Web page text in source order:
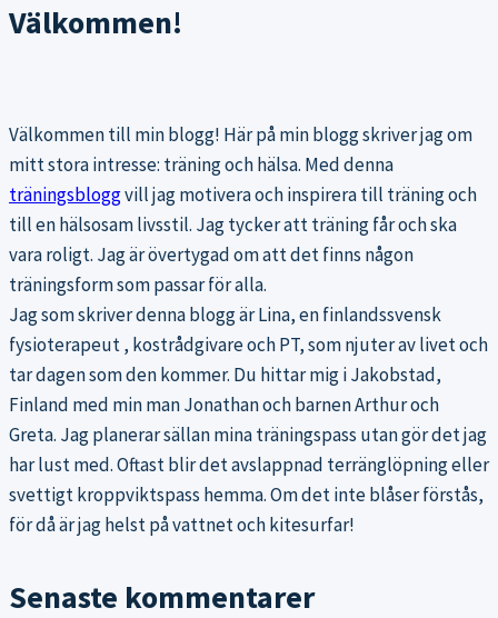
Välkommen!
Välkommen till min blogg! Här på min blogg skriver jag om
mitt stora intresse: träning och hälsa. Med denna
träningsbloggvill jag motivera och inspirera till träning och
till en hälsosam livsstil. Jag tycker att träning får och ska
vara roligt. Jag är övertygad om att det finns någon
träningsform som passar för alla.
Jag som skriver denna blogg är Lina, en finlandssvensk
fysioterapeut , kostrådgivare och PT, som njuter av livet och
tar dagen som den kommer. Du hittar mig i Jakobstad,
Finland med min man Jonathan och barnen Arthur och
Greta. Jag planerar sällan mina träningspass utan gör det jag
har lust med. Oftast blir det avslappnad terränglöpning eller
svettigt kroppviktspass hemma. Om det inte blåser förstås,
för då är jag helst på vattnet och kitesurfar!
Senaste kommentarer